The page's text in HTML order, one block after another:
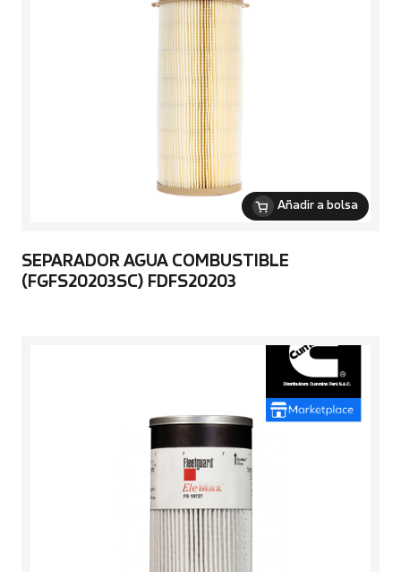
Añadir a bolsa
SEPARADOR AGUA COMBUSTIBLE
(FGFS20203SC) FDFS20203